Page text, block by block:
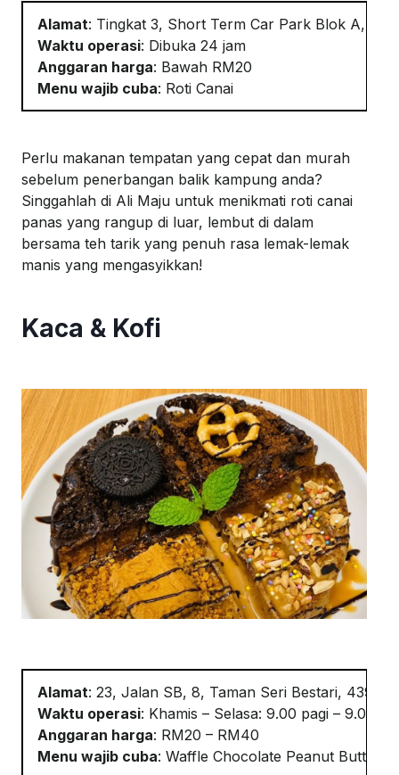
Alamat: Tingkat 3, Short Term Car Park Blok A,
Waktu operasi: Dibuka 24 jam
Anggaran harga: Bawah RM20
Menu wajib cuba: Roti Canai
Perlu makanan tempatan yang cepat dan murah
sebelum penerbangan balik kampung anda?
Singgahlah di Ali Maju untuk menikmati roti canai
panas yang rangup di luar, lembut di dalam
bersama teh tarik yang penuh rasa lemak-lemak
manis yang mengasyikkan!
Kaca & Kofi
Alamat: 23, Jalan SB, 8, Taman Seri Bestari, 43900
Waktu operasi: Khamis – Selasa: 9.00 pagi – 9.00
Anggaran harga: RM20 – RM40
Menu wajib cuba: Waffle Chocolate Peanut Butter